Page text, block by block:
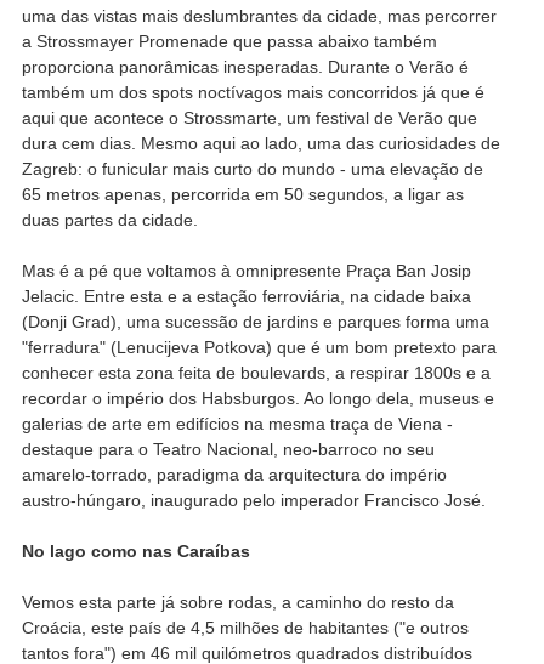
uma das vistas mais deslumbrantes da cidade, mas percorrer
a Strossmayer Promenade que passa abaixo também
proporciona panorâmicas inesperadas. Durante o Verão é
também um dos spots noctívagos mais concorridos já que é
aqui que acontece o Strossmarte, um festival de Verão que
dura cem dias. Mesmo aqui ao lado, uma das curiosidades de
Zagreb: o funicular mais curto do mundo - uma elevação de
65 metros apenas, percorrida em 50 segundos, a ligar as
duas partes da cidade.
Mas é a pé que voltamos à omnipresente Praça Ban Josip
Jelacic. Entre esta e a estação ferroviária, na cidade baixa
(Donji Grad), uma sucessão de jardins e parques forma uma
"ferradura" (Lenucijeva Potkova) que é um bom pretexto para
conhecer esta zona feita de boulevards, a respirar 1800s e a
recordar o império dos Habsburgos. Ao longo dela, museus e
galerias de arte em edifícios na mesma traça de Viena -
destaque para o Teatro Nacional, neo-barroco no seu
amarelo-torrado, paradigma da arquitectura do império
austro-húngaro, inaugurado pelo imperador Francisco José.
No lago como nas Caraíbas
Vemos esta parte já sobre rodas, a caminho do resto da
Croácia, este país de 4,5 milhões de habitantes ("e outros
tantos fora") em 46 mil quilómetros quadrados distribuídos